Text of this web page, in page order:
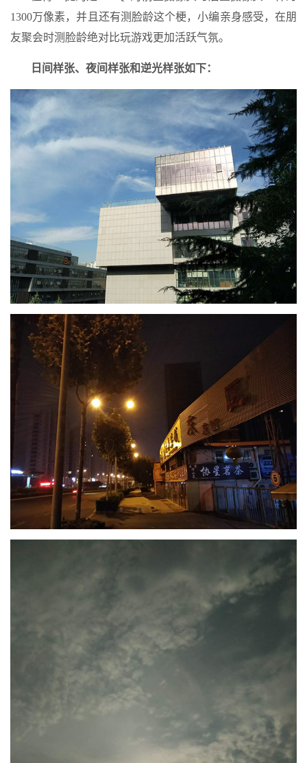
1300万像素，并且还有测脸龄这个梗，小编亲身感受，在朋
友聚会时测脸龄绝对比玩游戏更加活跃气氛。
日间样张、夜间样张和逆光样张如下：